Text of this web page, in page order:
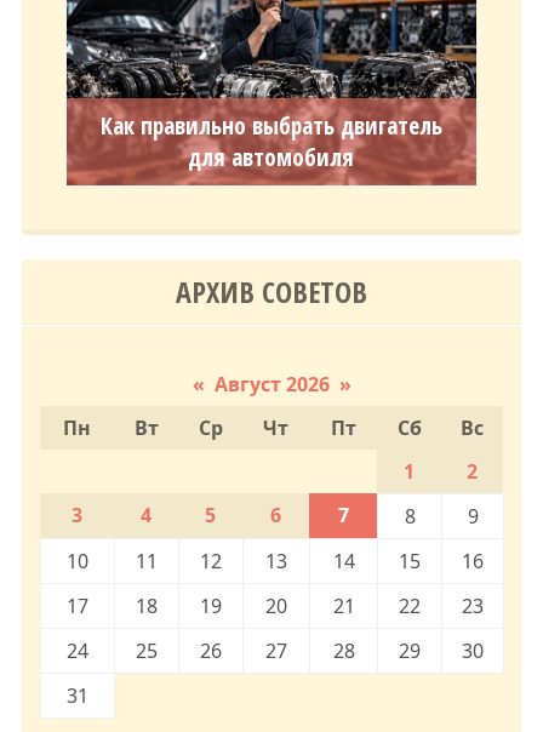
Как правильно выбрать двигатель
для автомобиля
АРХИВ СОВЕТОВ
« Август 2026 »
Пн
Вт Ср Чт Пт Сб
Вс
1
2
3
4 5 6 7 8
9
10
11 12 13 14 15
16
17
18 19 20 21 22
23
24
25 26 27 28 29
30
31